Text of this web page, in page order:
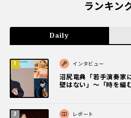
ランキン
Daily
インタビュー
沼尻竜典「若手演奏家
壁はない」～「時を編
レポート